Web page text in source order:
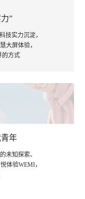
”
技实力沉淀，
大屏体验，
的方式
年
未知探索、
体验WEMI，